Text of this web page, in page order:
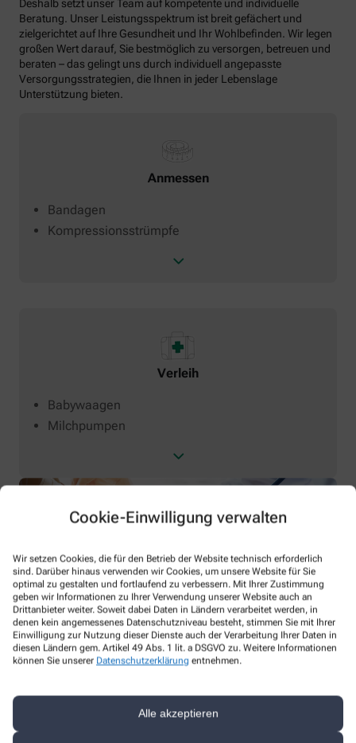
Cookie-Einwilligung verwalten
Wir setzen Cookies, die für den Betrieb der Website technisch erforderlich
sind. Darüber hinaus verwenden wir Cookies, um unsere Website für Sie
optimal zu gestalten und fortlaufend zu verbessern. Mit Ihrer Zustimmung
geben wir Informationen zu Ihrer Verwendung unserer Website auch an
Drittanbieter weiter. Soweit dabei Daten in Ländern verarbeitet werden, in
denen kein angemessenes Datenschutzniveau besteht, stimmen Sie mit Ihrer
Einwilligung zur Nutzung dieser Dienste auch der Verarbeitung Ihrer Daten in
diesen Ländern gem. Artikel 49 Abs. 1 lit. a DSGVO zu. Weitere Informationen
können Sie unserer Datenschutzerklärung entnehmen.
Alle akzeptieren
Deshalb setzt unser Team auf kompetente und individuelle
Beratung. Unser Leistungsspektrum ist breit gefächert und
zielgerichtet auf Ihre Gesundheit und Ihr Wohlbefinden. Wir legen
großen Wert darauf, Sie bestmöglich zu versorgen, betreuen und
beraten – das gelingt uns durch individuell angepasste
Versorgungsstrategien, die Ihnen in jeder Lebenslage
Unterstützung bieten.
Anmessen
Bandagen
Kompressionsstrümpfe
Verleih
Babywaagen
Milchpumpen
So erreichen Sie uns
Sie haben Fragen zu unseren Leistungen? Wir sind für Sie da!
Apotheker/-in